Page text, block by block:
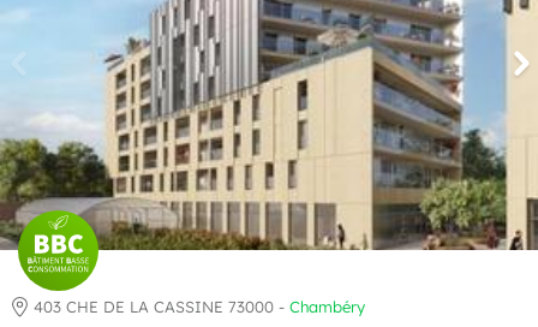
403 CHE DE LA CASSINE 73000 - Chambéry